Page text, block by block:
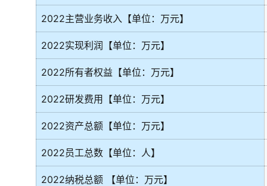
2022主营业务收入【单位：万元】
2022实现利润【单位：万元】
2022所有者权益【单位：万元】
2022研发费用【单位：万元】
2022资产总额【单位：万元】
2022员工总数【单位：人】
2022纳税总额 【单位：万元】